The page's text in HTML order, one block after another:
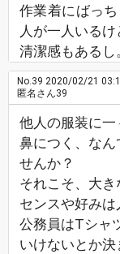
作業着にばっ
人が一人いるけ
清潔感もあるし
No.39 2020/02/21
匿名さん39
他人の服装に
鼻につく、なん
せんか？
それこそ、大き
センスや好みは
公務員はTシャ
いけないとか